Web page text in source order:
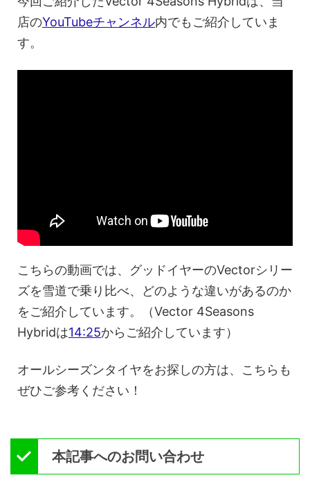
店のYouTubeチャンネル内でもご紹介していま
す。
こちらの動画では、グッドイヤーのVectorシリー
ズを雪道で乗り比べ、どのような違いがあるのか
をご紹介しています。（Vector 4Seasons
Hybridは14:25からご紹介しています）
オールシーズンタイヤをお探しの方は、こちらも
ぜひご参考ください！
本記事へのお問い合わせ